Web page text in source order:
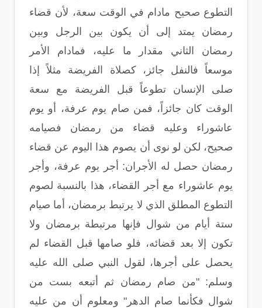
التطوع صحيح مادام في الوقت سعة، لأن قضاء
رمضان يمتد إلى أن يكون بين الرجل وبين
رمضان الثاني مقدار ما عليه، فمادام الأمر
موسعاً فالنفل جائز، كصلاة الفريضة مثلاً إذا
صلى الإنسان تطوعاً قبل الفريضة مع سعة
الوقت كان جائزاً، فمن صام يوم عرفة، أو يوم
عاشوراء وعليه قضاء من رمضان فصيامه
صحيح، لكن لو نوى أن يصوم هذا اليوم عن قضاء
رمضان حصل له الأجران‏:‏ أجر يوم عرفة، وأجر
يوم عاشوراء مع أجر القضاء، هذا بالنسبة لصوم
التطوع المطلق الذي لا يرتبط برمضان، أما صيام
ستة أيام من شوال فإنها مرتبطة برمضان ولا
تكون إلا بعد قضائه، فلو صامها قبل القضاء لم
يحصل على أجرها، لقول النبي صلى الله عليه
وسلم‏:‏ ‏"‏من صام رمضان ثم أتبعه بست من
شوال فكأنما صام الدهر‏"‏ ومعلوم أن من عليه